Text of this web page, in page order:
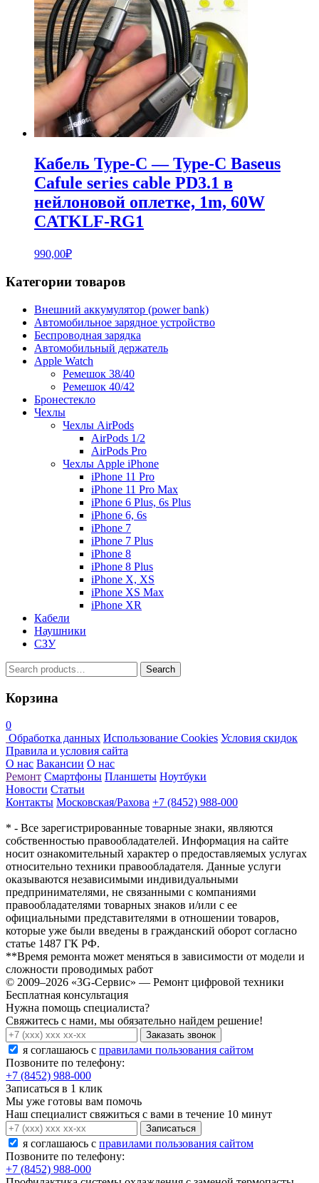
Кабель Type-C — Type-C Baseus
Cafule series cable PD3.1 в
нейлоновой оплетке, 1m, 60W
CATKLF-RG1
990,00₽
Категории товаров
Внешний аккумулятор (power bank)
Автомобильное зарядное устройство
Беспроводная зарядка
Автомобильный держатель
Apple Watch
Ремешок 38/40
Ремешок 40/42
Бронестекло
Чехлы
Чехлы AirPods
AirPods 1/2
AirPods Pro
Чехлы Apple iPhone
iPhone 11 Pro
iPhone 11 Pro Max
iPhone 6 Plus, 6s Plus
iPhone 6, 6s
iPhone 7
iPhone 7 Plus
iPhone 8
iPhone 8 Plus
iPhone X, XS
iPhone XS Max
iPhone XR
Кабели
Наушники
СЗУ
Search
for:
Search
Корзина
0
Обработка данных Использование Cookies Условия скидок
Правила и условия сайта
О нас Вакансии О нас
Ремонт Смартфоны Планшеты Ноутбуки
Новости Статьи
Контакты Московская/Рахова +7 (8452) 988-000
* - Все зарегистрированные товарные знаки, являются
собственностью правообладателей. Информация на сайте
носит ознакомительный характер о предоставляемых услугах
относительно техники правообладателя. Данные услуги
оказываются независимыми индивидуальными
предпринимателями, не связанными с компаниями
правообладателями товарных знаков и/или с ее
официальными представителями в отношении товаров,
которые уже были введены в гражданский оборот согласно
статье 1487 ГК РФ.
**Время ремонта может меняться в зависимости от модели и
сложности проводимых работ
© 2009–2026 «3G-Сервис» — Ремонт цифровой техники
Бесплатная консультация
Нужна помощь специалиста?
Свяжитесь с нами, мы обязательно найдем решение!
Заказать звонок
я соглашаюсь c правилами пользования сайтом
Позвоните по телефону:
+7 (8452) 988-000
Записаться в 1 клик
Мы уже готовы вам помочь
Наш специалист свяжиться с вами в течение 10 минут
Записаться
я соглашаюсь c правилами пользования сайтом
Позвоните по телефону:
+7 (8452) 988-000